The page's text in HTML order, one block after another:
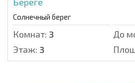
Береге
Солнечный берег
Комнат: 3 До
Этаж: 3